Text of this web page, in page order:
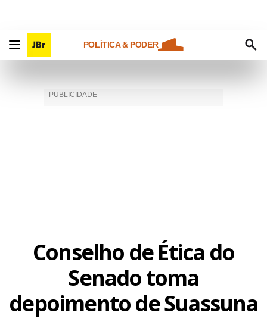
POLÍTICA & PODER
Conselho de Ética do
Senado toma
depoimento de Suassuna